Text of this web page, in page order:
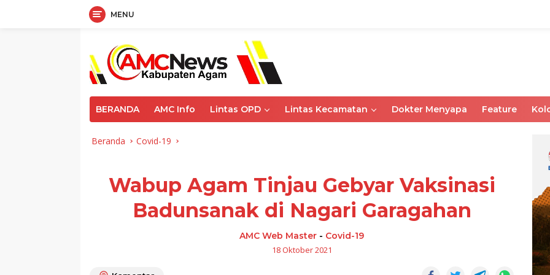
MENU
BERANDA AMC Info Lintas OPD Lintas Kecamatan Dokter Menyapa Feature
Beranda Covid-19
Wabup Agam Tinjau Gebyar Vaksinasi
Badunsanak di Nagari Garagahan
AMC Web Master - Covid-19
18 Oktober 2021